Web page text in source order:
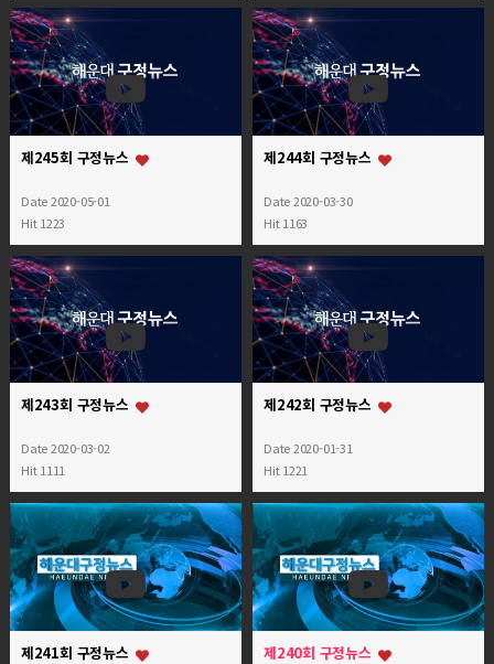
제245회 구정뉴스
Date 2020-05-01
Hit 1223
제244회 구정뉴스
Date 2020-03-30
Hit 1163
제243회 구정뉴스
Date 2020-03-02
Hit 1111
제242회 구정뉴스
Date 2020-01-31
Hit 1221
제241회 구정뉴스 제240회 구정뉴스